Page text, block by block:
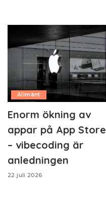
Allmänt
Enorm ökning av
appar på App Store
– vibecoding är
anledningen
22 juli 2026